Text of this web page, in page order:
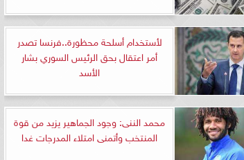
لأستخدام أسلحة محظورة..فرنسا تصدر
أمر اعتقال بحق الرئيس السوري بشار
الأسد
محمد الننى: وجود الجماهير يزيد من قوة
المنتخب وأتمنى امتلاء المدرجات غدا